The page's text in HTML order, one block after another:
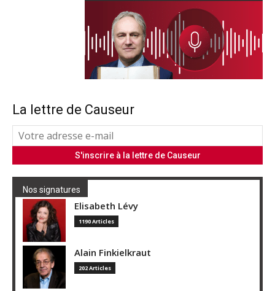
La lettre de Causeur
Nos signatures
Elisabeth Lévy
1190 Articles
Alain Finkielkraut
202 Articles